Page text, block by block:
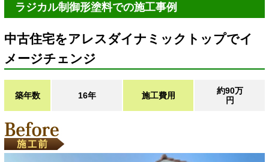
ラジカル制御形塗料での施工事例
中古住宅をアレスダイナミックトップでイ
メージチェンジ
築年数 16年 施工費用
約90万
円